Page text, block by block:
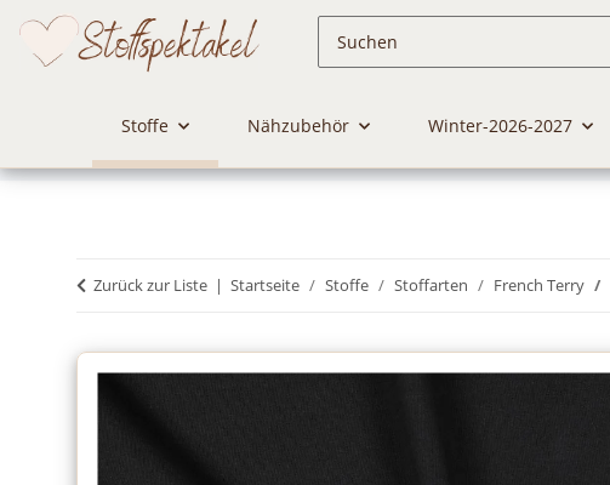
Stoffe Nähzubehör Winter-2026-2027
Zurück zur Liste Startseite Stoffe Stoffarten French Terry